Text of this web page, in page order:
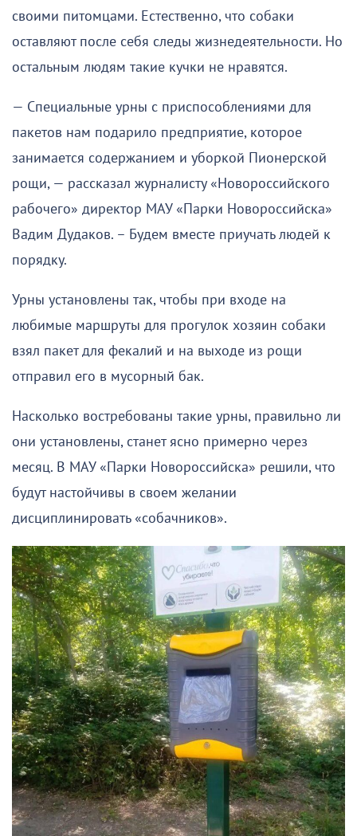
своими питомцами. Естественно, что собаки
оставляют после себя следы жизнедеятельности. Но
остальным людям такие кучки не нравятся.
— Специальные урны с приспособлениями для
пакетов нам подарило предприятие, которое
занимается содержанием и уборкой Пионерской
рощи, — рассказал журналисту «Новороссийского
рабочего» директор МАУ «Парки Новороссийска»
Вадим Дудаков. – Будем вместе приучать людей к
порядку.
Урны установлены так, чтобы при входе на
любимые маршруты для прогулок хозяин собаки
взял пакет для фекалий и на выходе из рощи
отправил его в мусорный бак.
Насколько востребованы такие урны, правильно ли
они установлены, станет ясно примерно через
месяц. В МАУ «Парки Новороссийска» решили, что
будут настойчивы в своем желании
дисциплинировать «собачников».